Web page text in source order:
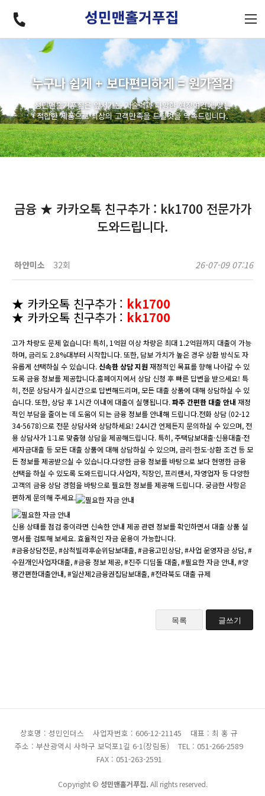
누구나 쉽게 + 보다편리하게 = 원가절감
성민맨홀거푸집은 앞서가는 기술력과 다양한 현장여건에 맞는
적합한 제품으로 최상의 고객만족을 드릴것을 약속드립니다.
금융 ★ 카카오톡 친구추가 : kk1700 전문가가
도와드립니다.
하얀미소 32회 26-07-09 07:16
★ 카카오톡 친구추가 : kk1700
★ 카카오톡 친구추가 : kk1700
고가 차량도 문제 없습니다! 특히, 1억원 이상 차량은 최대 1.2억원까지 대출이 가능
하며, 금리도 2.8%대부터 시작합니다. 또한, 담보 가치가 높은 경우 상환 방식도 자
유롭게 선택하실 수 있습니다.신속한 상담 지원재정적인 목표를 향해 나아갈 수 있
도록 금융 정보를 제공합니다.홈페이지에서 상담 신청 후 빠른 답변을 받으세요! 특
히, 전문 상담사가 실시간으로 답변해드리며, 모든 대출 상품에 대해 상담하실 수 있
습니다. 또한, 상담 후 1시간 이내에 대출이 실행됩니다.파주 간편한 대출 안내 재정
적인 부담을 줄이는 데 도움이 되는 금융 정보를 안내해 드립니다.전화 상담 (02-12
34-5678)으로 전문 상담사와 상담하세요! 24시간 언제든지 문의하실 수 있으며, 전
용 상담사가 1:1로 맞춤형 상담을 제공해드립니다. 특히, 주택담보대출·신용대출·전
세자금대출 등 모든 대출 상품에 대해 상담하실 수 있으며, 금리·한도·상환 조건 등 모
든 정보를 제공받으실 수 있습니다.다양한 금융 정보를 바탕으로 보다 현명한 금융
선택을 하실 수 있도록 도와드립니다.사업자, 직장인, 프리랜서, 자영업자 등 다양한
고객의 금융 상담 경험을 바탕으로 필요한 정보를 제공해 드립니다. 궁금한 사항은
편하게 문의해 주세요.
신용 상태를 점검 중이라면 신속한 안내 제공 관련 정보를 확인하면서 대출 상품 설
명서를 검토해 보세요. 효율적인 자금 운용이 가능합니다.
#금융상담전문, #삼척빌라후순위담보대출, #금융고민상담, #사업 운영자금 상담, #
수원개인사업자대출, #금융 정보 제공, #진주 디딤돌 대출, #필요한 자금 안내, #양
평간편한대출안내, #일산제2금융권집담보대출, #전라북도 대출 규제
목록 글쓰기
상호명 : 성민인더스 사업자번호 : 606-12-21145
대표 : 최 홍 규
주소 : 부산광역시 사하구 보덕포1길 6-1(장림동)
TEL : 051-266-2589
FAX : 051-263-2591
Copyright © 성민맨홀거푸집. All rights reserved.